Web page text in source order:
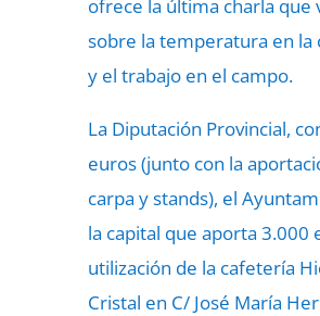
ofrece la última charla que
sobre la temperatura en la
y el trabajo en el campo.
La Diputación Provincial,
euros (junto con la
carpa y stands), el
la capital que aporta 3.000
utilización de la cafetería
Cristal en C/ José María